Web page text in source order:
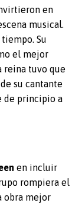
en
musical.
Su
el mejor
reina tuvo que
su cantante
de principio a
en incluir
rompiera el
obra mejor